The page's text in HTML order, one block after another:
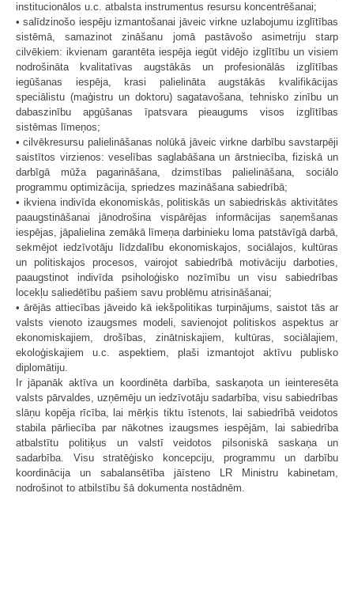
institucionālos u.c. atbalsta instrumentus resursu koncentrēšanai;
• salīdzinošo iespēju izmantošanai jāveic virkne uzlabojumu izglītības
sistēmā, samazinot zināšanu jomā pastāvošo asimetriju starp
cilvēkiem: ikvienam garantēta iespēja iegūt vidējo izglītību un visiem
nodrošināta kvalitatīvas augstākās un profesionālās izglītības
iegūšanas iespēja, krasi palielināta augstākās kvalifikācijas
speciālistu (maģistru un doktoru) sagatavošana, tehnisko zinību un
dabaszinību apgūšanas īpatsvara pieaugums visos izglītības
sistēmas līmeņos;
• cilvēkresursu palielināšanas nolūkā jāveic virkne darbību savstarpēji
saistītos virzienos: veselības saglabāšana un ārstniecība, fiziskā un
darbīgā mūža pagarināšana, dzimstības palielināšana, sociālo
programmu optimizācija, spriedzes mazināšana sabiedrībā;
• ikviena indivīda ekonomiskās, politiskās un sabiedriskās aktivitātes
paaugstināšanai jānodrošina vispārējas informācijas saņemšanas
iespējas, jāpalielina zemākā līmeņa darbinieku loma patstāvīgā darbā,
sekmējot iedzīvotāju līdzdalību ekonomiskajos, sociālajos, kultūras
un politiskajos procesos, vairojot sabiedrībā motivāciju darboties,
paaugstinot indivīda psiholoģisko nozīmību un visu sabiedrības
locekļu saliedētību pašiem savu problēmu atrisināšanai;
• ārējās attiecības jāveido kā iekšpolitikas turpinājums, saistot tās ar
valsts vienoto izaugsmes modeli, savienojot politiskos aspektus ar
ekonomiskajiem, drošības, zinātniskajiem, kultūras, sociālajiem,
ekoloģiskajiem u.c. aspektiem, plaši izmantojot aktīvu publisko
diplomātiju.
Ir jāpanāk aktīva un koordinēta darbība, saskaņota un ieinteresēta
valsts pārvaldes, uzņēmēju un iedzīvotāju sadarbība, visu sabiedrības
slāņu kopēja rīcība, lai mērķis tiktu īstenots, lai sabiedrībā veidotos
stabila pārliecība par nākotnes izaugsmes iespējām, lai sabiedrība
atbalstītu politiķus un valstī veidotos pilsoniskā saskaņa un
sadarbība. Visu stratēģisko koncepciju, programmu un darbību
koordinācija un sabalansētība jāīsteno LR Ministru kabinetam,
nodrošinot to atbilstību šā dokumenta nostādnēm.